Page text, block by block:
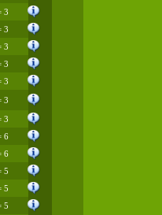
3
3
3
3
3
3
3
6
6
5
5
5